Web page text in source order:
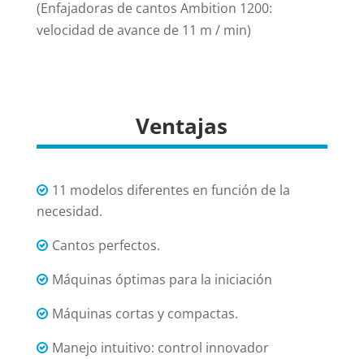
(Enfajadoras de cantos Ambition 1200:
velocidad de avance de 11 m / min)
Ventajas
11 modelos diferentes en función de la
necesidad.
Cantos perfectos.
Máquinas óptimas para la iniciación
Máquinas cortas y compactas.
Manejo intuitivo: control innovador